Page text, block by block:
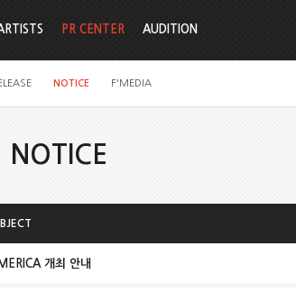
PR CENTER
NOTICE F'MEDIA
AUDITION
NOTICE
개최 안내